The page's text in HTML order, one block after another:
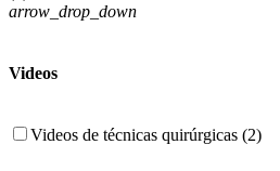
arrow_drop_down
Videos
Videos de técnicas quirúrgicas (2)